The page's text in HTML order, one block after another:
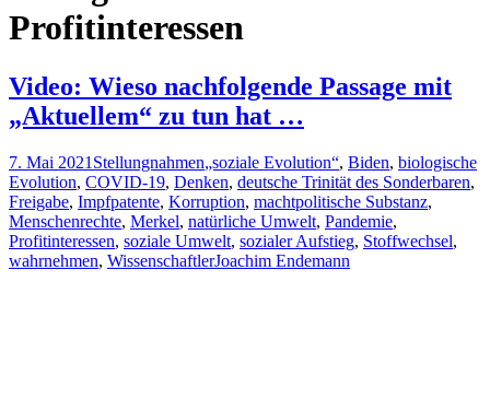
Profitinteressen
Video: Wieso nachfolgende Passage mit
„Aktuellem“ zu tun hat …
7. Mai 2021 Stellungnahmen„soziale Evolution“, Biden, biologische
Evolution, COVID-19, Denken, deutsche Trinität des Sonderbaren,
Freigabe, Impfpatente, Korruption, machtpolitische Substanz,
Menschenrechte, Merkel, natürliche Umwelt, Pandemie,
Profitinteressen, soziale Umwelt, sozialer Aufstieg, Stoffwechsel,
wahrnehmen, WissenschaftlerJoachim Endemann